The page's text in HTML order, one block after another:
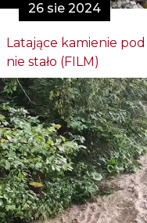
26 sie 2024
Latające kamienie
nie stało (FILM)